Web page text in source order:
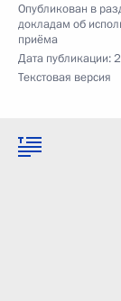
Опубликован в
докладам об
приёма
Дата публикации:
Текстовая версия